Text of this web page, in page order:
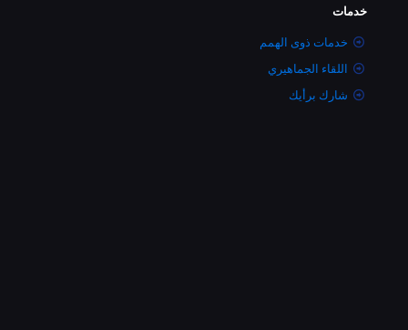
خدمات
خدمات ذوى الهمم
اللقاء الجماهيري
شارك برأيك